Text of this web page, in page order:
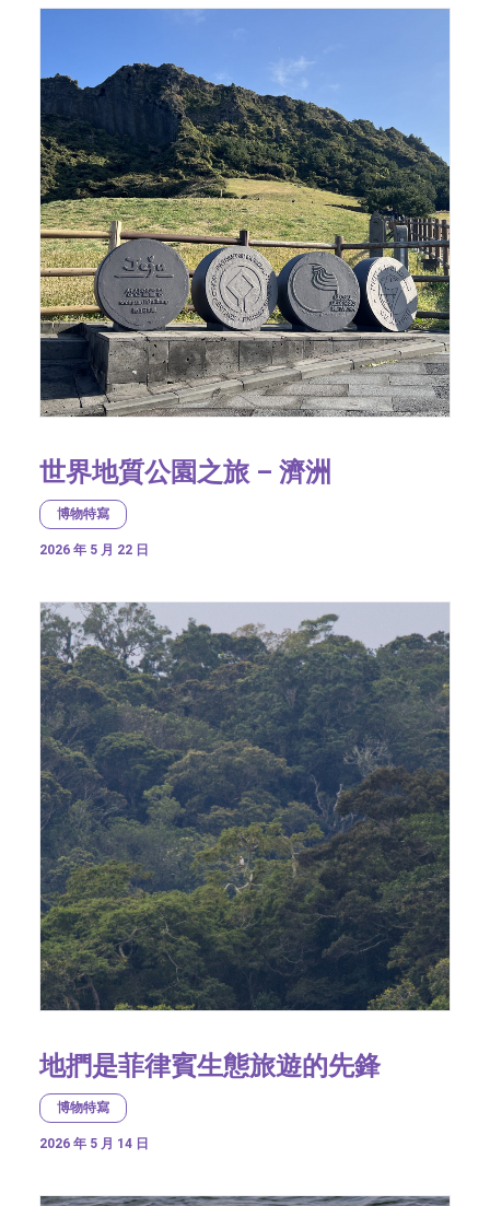
世界地質公園之旅 – 濟洲
博物特寫
2026 年 5 月 22 日
地捫是菲律賓生態旅遊的先鋒
博物特寫
2026 年 5 月 14 日